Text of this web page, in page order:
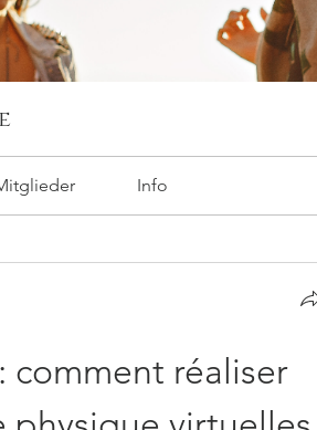
Info
comment réaliser